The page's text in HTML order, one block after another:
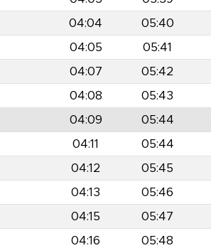
04:04 05:40
04:05 05:41
04:07 05:42
04:08 05:43
04:09 05:44
04:11 05:44
04:12 05:45
04:13 05:46
04:15 05:47
04:16 05:48